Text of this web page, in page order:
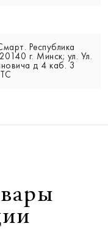
Республика
г. Минск; ул. Ул.
д 4 каб. 3